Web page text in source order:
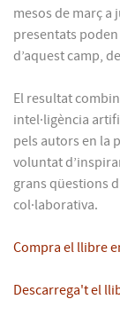
mesos de març a
presentats
d’aquest camp,
El resultat
intel·ligència
pels autors en la
voluntat
grans qüestions
col·laborativa.
Compra el llibre
Descarrega't el